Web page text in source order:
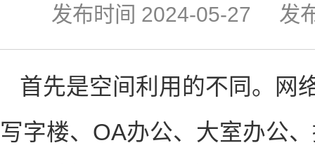
发布时间 2024-05-27 发
首先是空间利用的不同。网
写字楼、OA办公、大室办公